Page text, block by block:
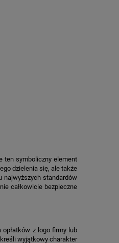
ten symboliczny element
dzielenia się, ale także
najwyższych standardów
całkowicie bezpieczne
z logo firmy lub
wyjątkowy charakter